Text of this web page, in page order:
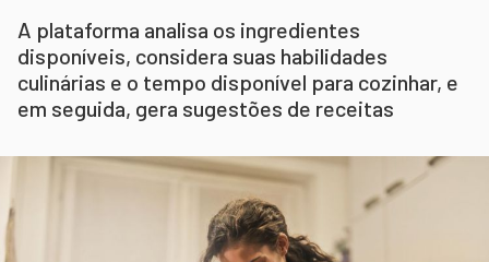
A plataforma analisa os ingredientes
disponíveis, considera suas habilidades
culinárias e o tempo disponível para cozinhar, e
em seguida, gera sugestões de receitas